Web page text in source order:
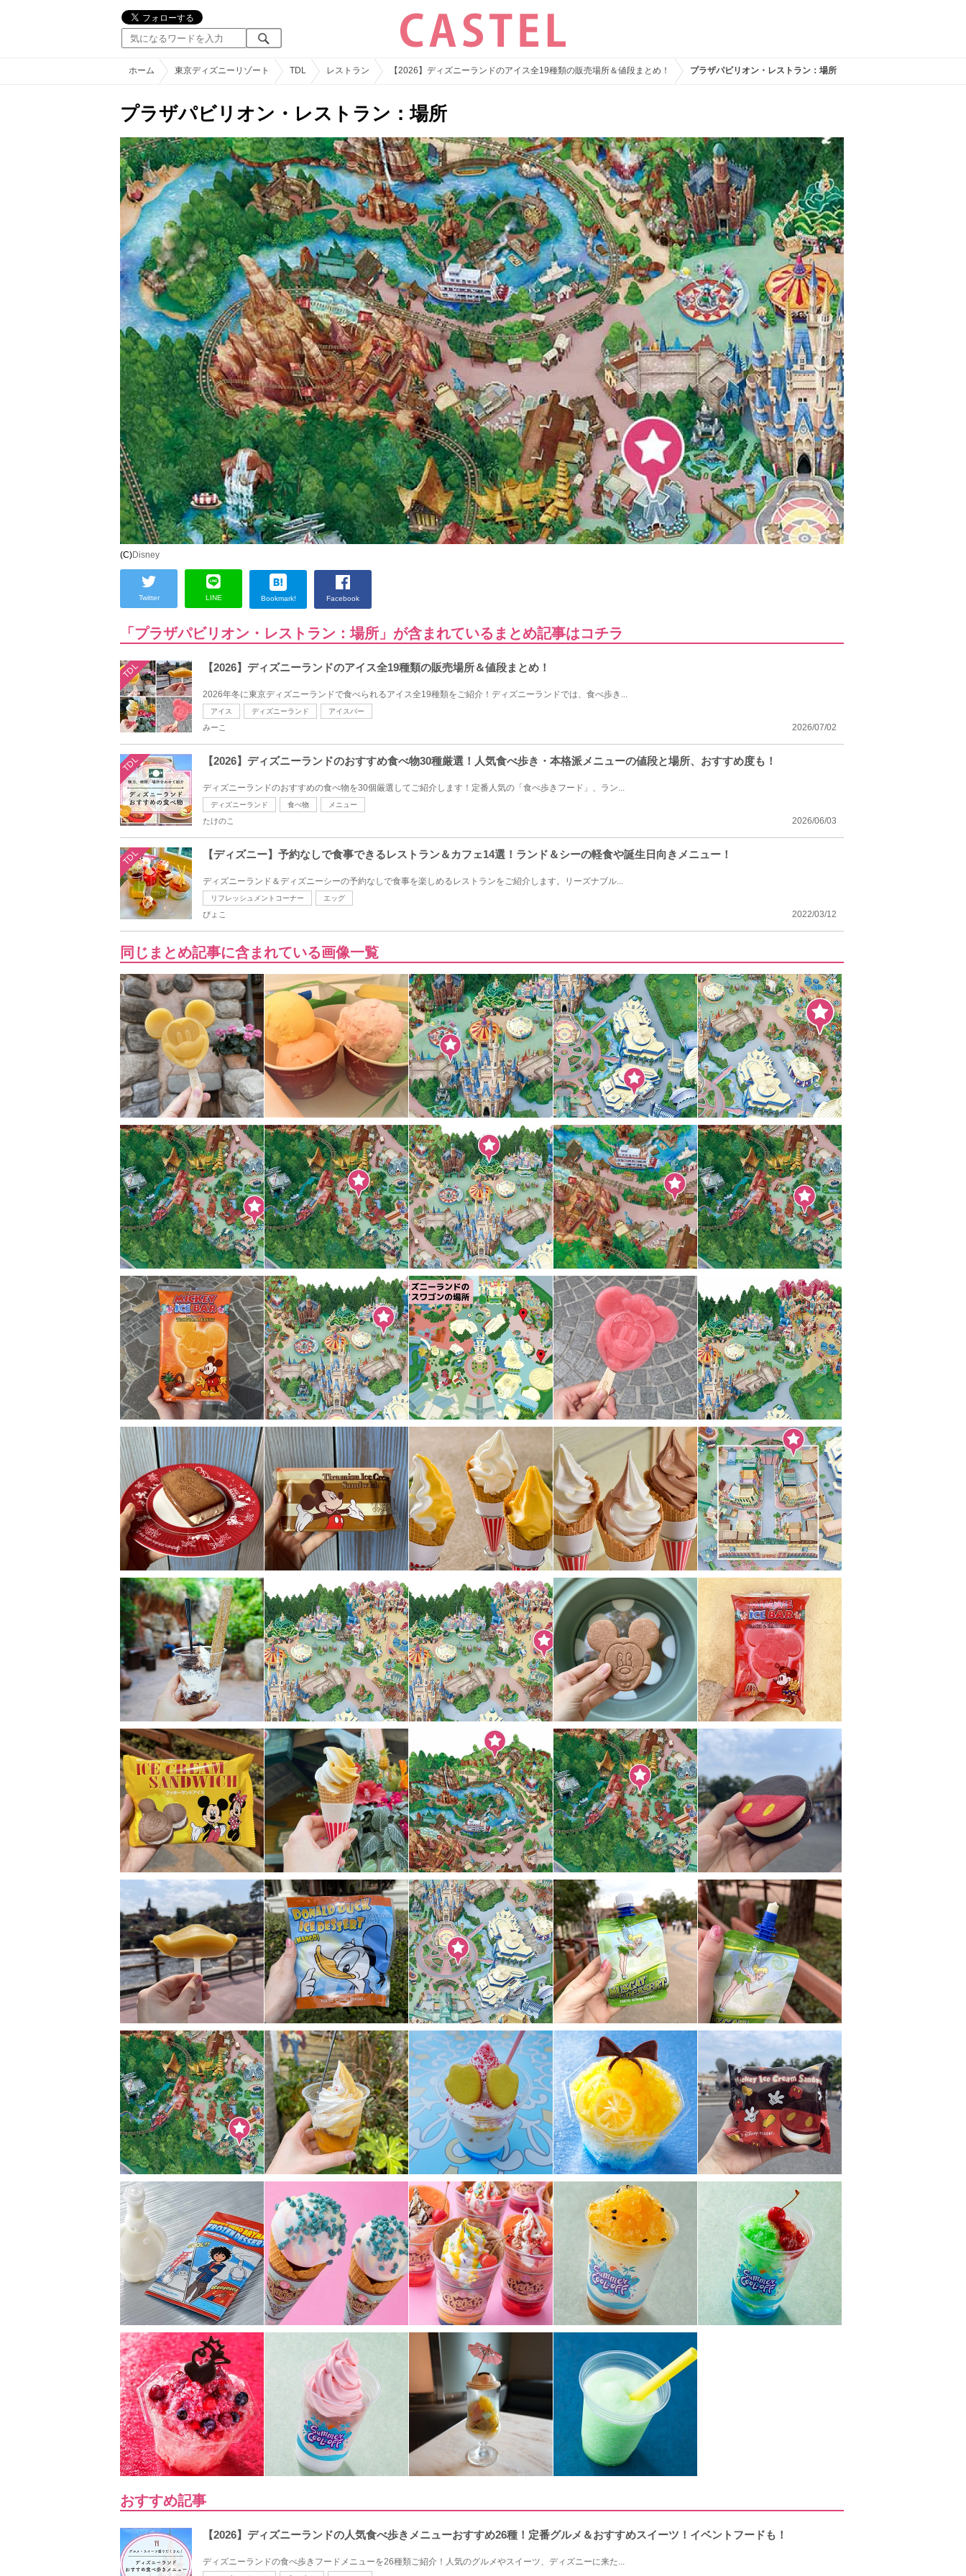
ホーム 東京ディズニーリゾート TDL レストラン 【2026】ディズニーランドのアイス全19種類の販売場所＆値段まとめ！ プラザパビリオン・レストラン：場所
プラザパビリオン・レストラン：場所
(C)Disney
Twitter LINE Bookmark! Facebook
「プラザパビリオン・レストラン：場所」が含まれているまとめ記事はコチラ
TDL 【2026】ディズニーランドのアイス全19種類の販売場所＆値段まとめ！
2026年冬に東京ディズニーランドで食べられるアイス全19種類をご紹介！ディズニーランドでは、食べ歩き...
アイス ディズニーランド アイスバー
2026/07/02
みーこ
TDL 【2026】ディズニーランドのおすすめ食べ物30種厳選！人気食べ歩き・本格派メニューの値段と場所、おすすめ度も！
ディズニーランドのおすすめの食べ物を30個厳選してご紹介します！定番人気の「食べ歩きフード」、ラン...
ディズニーランド 食べ物 メニュー
2026/06/03
たけのこ
TDL 【ディズニー】予約なしで食事できるレストラン＆カフェ14選！ランド＆シーの軽食や誕生日向きメニュー！
ディズニーランド＆ディズニーシーの予約なしで食事を楽しめるレストランをご紹介します。リーズナブル...
リフレッシュメントコーナー エッグ
2022/03/12
ぴょこ
同じまとめ記事に含まれている画像一覧
おすすめ記事
【2026】ディズニーランドの人気食べ歩きメニューおすすめ26種！定番グルメ＆おすすめスイーツ！イベントフードも！
ディズニーランドの食べ歩きフードメニューを26種類ご紹介！人気のグルメやスイーツ、ディズニーに来た...